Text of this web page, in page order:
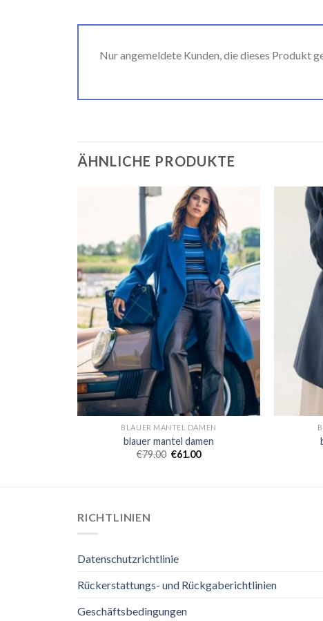
Nur angemeldete Kunden, die dieses Produkt
ÄHNLICHE PRODUKTE
BLAUER MANTEL DAMEN
blauer mantel damen
€79.00 €61.00
RICHTLINIEN
Datenschutzrichtlinie
Rückerstattungs- und Rückgaberichtlinien
Geschäftsbedingungen